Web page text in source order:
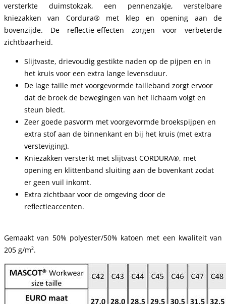
versterkte duimstokzak, een pennenzakje, verstelbare
kniezakken van Cordura® met klep en opening aan de
bovenzijde. De reflectie-effecten zorgen voor verbeterde
zichtbaarheid.
Slijtvaste, drievoudig gestikte naden op de pijpen en in
het kruis voor een extra lange levensduur.
De lage taille met voorgevormde tailleband zorgt ervoor
dat de broek de bewegingen van het lichaam volgt en
steun biedt.
Zeer goede pasvorm met voorgevormde broekspijpen en
extra stof aan de binnenkant en bij het kruis (met extra
versteviging).
Kniezakken versterkt met slijtvast CORDURA®, met
opening en klittenband sluiting aan de bovenkant zodat
er geen vuil inkomt.
Extra zichtbaar voor de omgeving door de
reflectieaccenten.
Gemaakt van 50% polyester/50% katoen met een kwaliteit van
205 g/m².